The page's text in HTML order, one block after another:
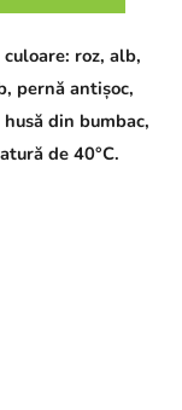
roz, alb,
pernă antișoc,
din bumbac,
de 40°C.